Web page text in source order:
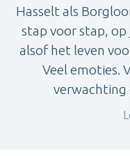
Hasselt als
stap voor stap,
alsof het leven
Veel emoties.
verwachting